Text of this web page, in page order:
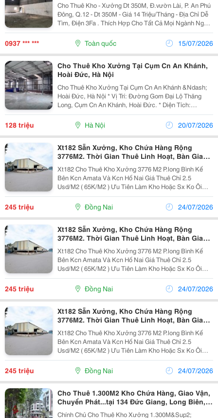
Cho Thuê Kho - Xưởng Dt 350M, Đ.vườn Lài, P. An Phú
Đông, Q.12 - Dt 350M - Giá 14 Triệu/Tháng - Địa Chỉ Dễ
Tìm, Điện 3Fa . Thích Hợp Cho Tất Cả Mọi Ngành Nghề
Như Chứa Hàng, Quảng Cáo, Cơ Khí, In Ấn, Thực
Phẩm, Đóng Gói, &Hellip;.. - Điện Nước...
0937 *** *** Toàn quốc 15/07/2026
Cho Thuê Kho Xưởng Tại Cụm Cn An Khánh,
Hoài Đức, Hà Nội
Cho Thuê Kho Xưởng Tại Cụm Cn An Khánh &Ndash;
Hoài Đức, Hà Nội * Vị Trí: Đường Gom Đại Lộ Thăng
Long, Cụm Cn An Khánh, Hoài Đức. * Diện Tích:
1.600M&Sup2;. * Giá Thuê: 80.000Đ/M&Sup2;/Tháng
(Chưa Bao Gồm Vat). * Hợp Đồng Thuê: 03 Năm. *...
128 triệu Hà Nội 20/07/2026
Xt182 Sẵn Xưởng, Kho Chứa Hàng Rộng
3776M2. Thời Gian Thuê Linh Hoạt, Bàn Giao
Sx Liền
Xt182 Cho Thuê Kho Xưởng 3776 M2 P.long Bình Kế
Bên Kcn Amata Và Kcn Hố Nai Giá Thuê Chỉ 2.5
Usd/M2 ( 65K/M2 ) Ưu Tiên Làm Kho Hoặc Sx Ko Ôi
Nhiễm Xả Thải --------------------------------------- &Bull; Diện
Tích : Ngang 60*62M ( 3.776M2 )...
245 triệu Đồng Nai 24/07/2026
Xt182 Sẵn Xưởng, Kho Chứa Hàng Rộng
3776M2. Thời Gian Thuê Linh Hoạt, Bàn Giao
Sx Liền
Xt182 Cho Thuê Kho Xưởng 3776 M2 P.long Bình Kế
Bên Kcn Amata Và Kcn Hố Nai Giá Thuê Chỉ 2.5
Usd/M2 ( 65K/M2 ) Ưu Tiên Làm Kho Hoặc Sx Ko Ôi
Nhiễm Xả Thải --------------------------------------- &Bull; Diện
Tích : Ngang 60*62M ( 3.776M2 )...
245 triệu Đồng Nai 24/07/2026
Xt182 Sẵn Xưởng, Kho Chứa Hàng Rộng
3776M2. Thời Gian Thuê Linh Hoạt, Bàn Giao
Sx Liền
Xt182 Cho Thuê Kho Xưởng 3776 M2 P.long Bình Kế
Bên Kcn Amata Và Kcn Hố Nai Giá Thuê Chỉ 2.5
Usd/M2 ( 65K/M2 ) Ưu Tiên Làm Kho Hoặc Sx Ko Ôi
Nhiễm Xả Thải --------------------------------------- &Bull; Diện
Tích : Ngang 60*62M ( 3.776M2 )...
245 triệu Đồng Nai 24/07/2026
Cho Thuê 1.300M2 Kho Chứa Hàng, Giao Vận,
Chuyển Phát...tại 134 Đức Giang, Long Biên,
Hà Nội
Chính Chủ Cho Thuê Kho Xưởng 1.300M&Sup2;